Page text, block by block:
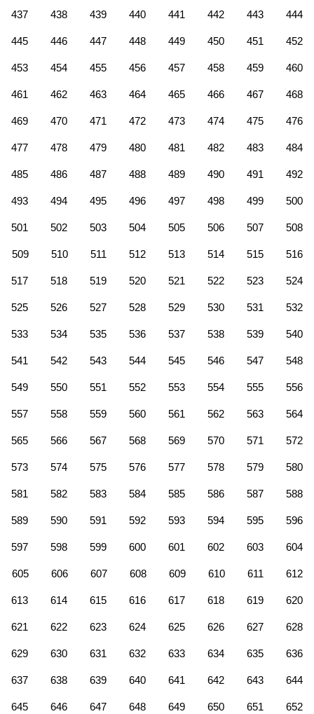
437 438 439 440 441 442 443 444
445 446 447 448 449 450 451 452
453 454 455 456 457 458 459 460
461 462 463 464 465 466 467 468
469 470 471 472 473 474 475 476
477 478 479 480 481 482 483 484
485 486 487 488 489 490 491 492
493 494 495 496 497 498 499 500
501 502 503 504 505 506 507 508
509 510 511 512 513 514 515 516
517 518 519 520 521 522 523 524
525 526 527 528 529 530 531 532
533 534 535 536 537 538 539 540
541 542 543 544 545 546 547 548
549 550 551 552 553 554 555 556
557 558 559 560 561 562 563 564
565 566 567 568 569 570 571 572
573 574 575 576 577 578 579 580
581 582 583 584 585 586 587 588
589 590 591 592 593 594 595 596
597 598 599 600 601 602 603 604
605 606 607 608 609 610 611 612
613 614 615 616 617 618 619 620
621 622 623 624 625 626 627 628
629 630 631 632 633 634 635 636
637 638 639 640 641 642 643 644
645 646 647 648 649 650 651 652